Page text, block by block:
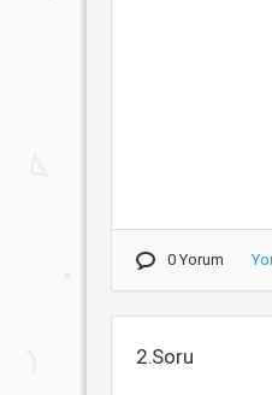
0 Yorum
2.Soru